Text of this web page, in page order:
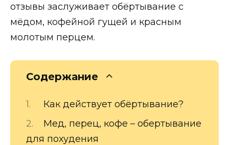
отзывы заслуживает обёртывание с
мёдом, кофейной гущей и красным
молотым перцем.
Содержание
Как действует обёртывание?
Мед, перец, кофе – обертывание
для похудения